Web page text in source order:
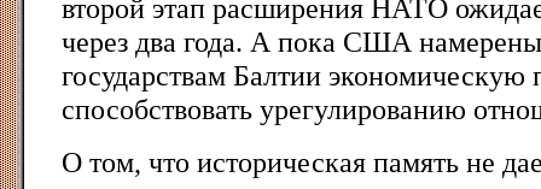
второй этап расширения НАТО
через два года. А пока США намерены
государствам Балтии
способствовать урегулированию
О том, что историческая память не